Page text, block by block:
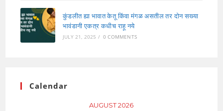
कुंडलीत ह्या भावात केतू किंवा मंगळ असतील तर दोन सख्या
भावंडानी एकत्र कधीच राहू नये
JULY 21, 2025 / 0 COMMENTS
Calendar
AUGUST 2026